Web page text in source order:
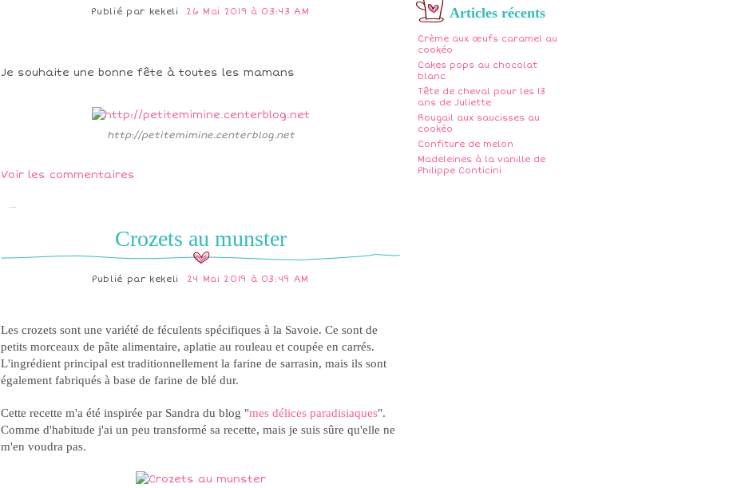
Articles récents
Crème aux œufs caramel au
cookéo
Cakes pops au chocolat
blanc
Tête de cheval pour les 13
ans de Juliette
Rougail aux saucisses au
cookéo
Confiture de melon
Madeleines à la vanille de
Philippe Conticini
Publié par kekeli 26 Mai 2019 à 03:43 AM
Je souhaite une bonne fête à toutes les mamans
http://petitemimine.centerblog.net
Voir les commentaires
…
Crozets au munster
Publié par kekeli 24 Mai 2019 à 03:49 AM
Les crozets sont une variété de féculents spécifiques à la Savoie. Ce sont de
petits morceaux de pâte alimentaire, aplatie au rouleau et coupée en carrés.
L'ingrédient principal est traditionnellement la farine de sarrasin, mais ils sont
également fabriqués à base de farine de blé dur.
Cette recette m'a été inspirée par Sandra du blog "mes délices paradisiaques".
Comme d'habitude j'ai un peu transformé sa recette, mais je suis sûre qu'elle ne
m'en voudra pas.